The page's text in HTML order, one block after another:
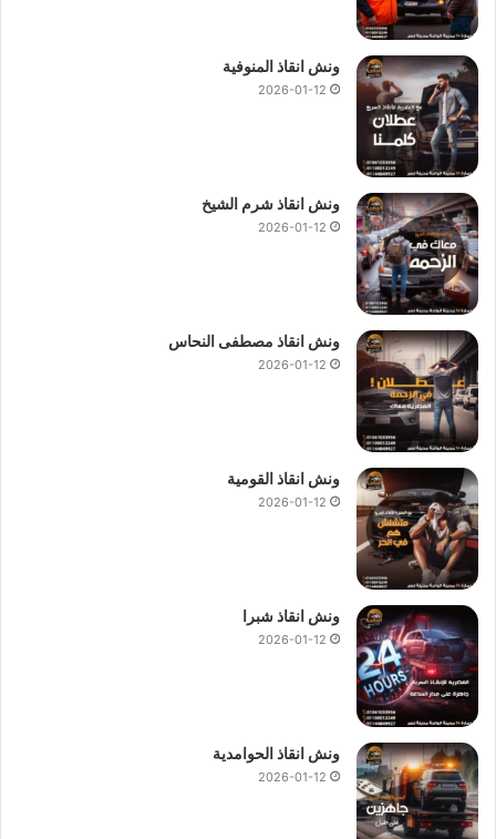
ونش انقاذ المنوفية
2026-01-12
ونش انقاذ شرم الشيخ
2026-01-12
ونش انقاذ مصطفى النحاس
2026-01-12
ونش انقاذ القومية
2026-01-12
ونش انقاذ شبرا
2026-01-12
ونش انقاذ الحوامدية
2026-01-12